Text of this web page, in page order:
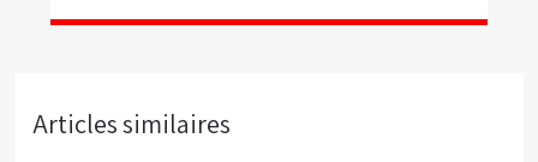
Articles similaires